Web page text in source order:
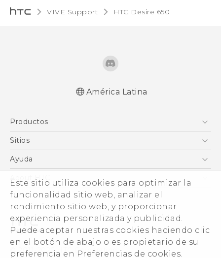
Este sitio utiliza cookies para optimizar la
funcionalidad sitio web, analizar el
rendimiento sitio web, y proporcionar
experiencia personalizada y publicidad.
Puede aceptar nuestras cookies haciendo clic
en el botón de abajo o es propietario de su
preferencia en Preferencias de cookies.
VIVE Support HTC Desire 650‎
English - User manual
América Latina
Productos
5G
EXODUS
VIVE
VIVEPORT
Sitios
HTC Desarrollo
VIVE
Ayuda
About HTC
ESG
Seguridad del producto
Inversores (Inglés)
Normas de confidencialidad
Código de conducta
© 2011-2026 HTC Corporation